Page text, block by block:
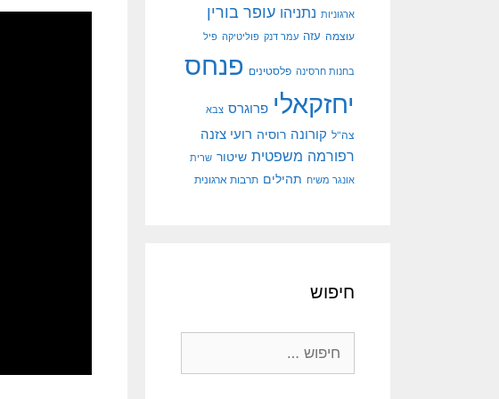
ארגוניות נתניהו עופר בורין
עוצמה עזה עמר דנק פוליטיקה פיל
בחנות חרסינה פלסטינים פנחס
יחזקאלי פרוגרס צבא
צה"ל קורונה רוסיה רועי צזנה
רפורמה משפטית שיטור שרית
אונגר משיח תהילים תרבות ארגונית
חיפוש